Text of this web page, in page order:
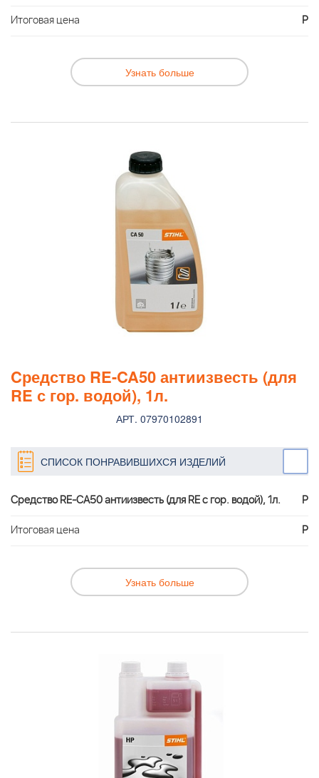
Итоговая цена Р
Узнать больше
Cредство RE-CA50 антиизвесть (для
RE с гор. водой), 1л.
АРТ. 07970102891
СПИСОК ПОНРАВИВШИХСЯ ИЗДЕЛИЙ
Cредство RE-CA50 антиизвесть (для RE с гор. водой), 1л.
Р
Итоговая цена
Р
Узнать больше